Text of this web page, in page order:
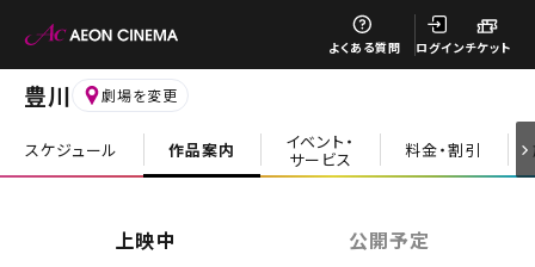
よくある質問 ログインチケット
豊川 劇場を変更
スケジュール 作品案内 イベント・
サービス 料金・割引
上映中 公開予定
閉じる
閉じる